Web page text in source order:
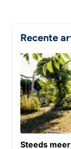
Recente
Steeds